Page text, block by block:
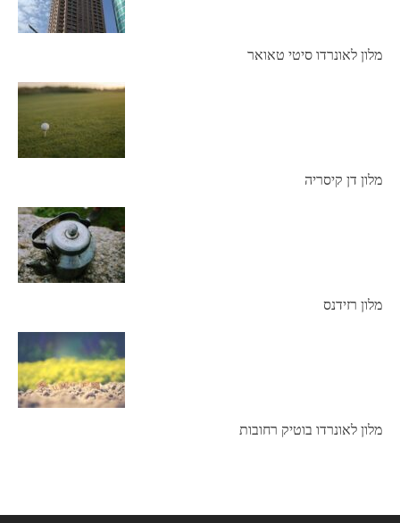
מלון לאונרדו סיטי טאואר
מלון דן קיסריה
מלון רזידנס
מלון לאונרדו בוטיק רחובות